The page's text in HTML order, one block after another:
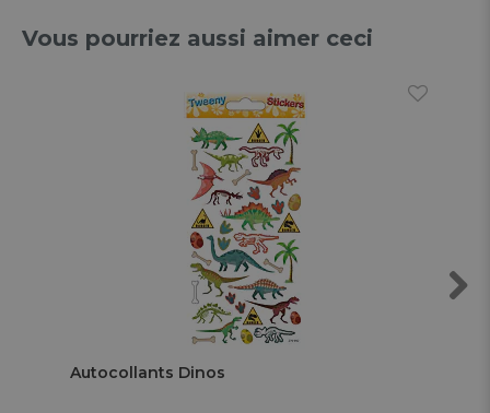
Vous pourriez aussi aimer ceci
Autocollants Dinos